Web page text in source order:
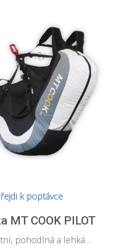
k poptávce
MT COOK PILOT
pohodlná a lehká…